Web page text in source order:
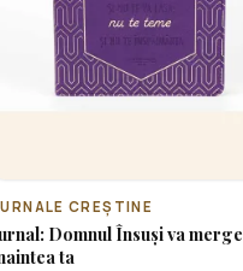
CREȘTINE
Domnul Însuși va merge
ta